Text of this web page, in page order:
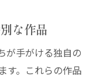
ギフト
レクション
な作品
が手がける独自の
す。これらの作品